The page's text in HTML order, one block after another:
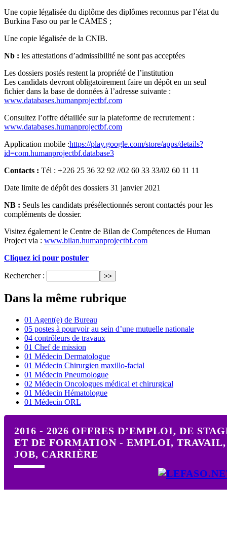
Une copie légalisée du diplôme des diplômes reconnus par l’état du
Burkina Faso ou par le CAMES ;
Une copie légalisée de la CNIB.
Nb : les attestations d’admissibilité ne sont pas acceptées
Les dossiers postés restent la propriété de l’institution
Les candidats devront obligatoirement faire un dépôt en un seul
fichier dans la base de données à l’adresse suivante :
www.databases.humanprojectbf.com
Consultez l’offre détaillée sur la plateforme de recrutement :
www.databases.humanprojectbf.com
Application mobile :https://play.google.com/store/apps/details?
id=com.humanprojectbf.database3
Contacts : Tél : +226 25 36 32 92 //02 60 33 33/02 60 11 11
Date limite de dépôt des dossiers 31 janvier 2021
NB : Seuls les candidats présélectionnés seront contactés pour les
compléments de dossier.
Visitez également le Centre de Bilan de Compétences de Human
Project via : www.bilan.humanprojectbf.com
Cliquez ici pour postuler
Rechercher :
Dans la même rubrique
01 Agent(e) de Bureau
05 postes à pourvoir au sein d’une mutuelle nationale
04 contrôleurs de travaux
01 Chef de mission
01 Médecin Dermatologue
01 Médecin Chirurgien maxillo-facial
01 Médecin Pneumologue
02 Médecin Oncologues médical et chirurgical
01 Médecin Hématologue
01 Médecin ORL
2016 - 2026 OFFRES D’EMPLOI, DE
ET DE FORMATION - EMPLOI, TRAVAIL,
JOB, CARRIÈRE